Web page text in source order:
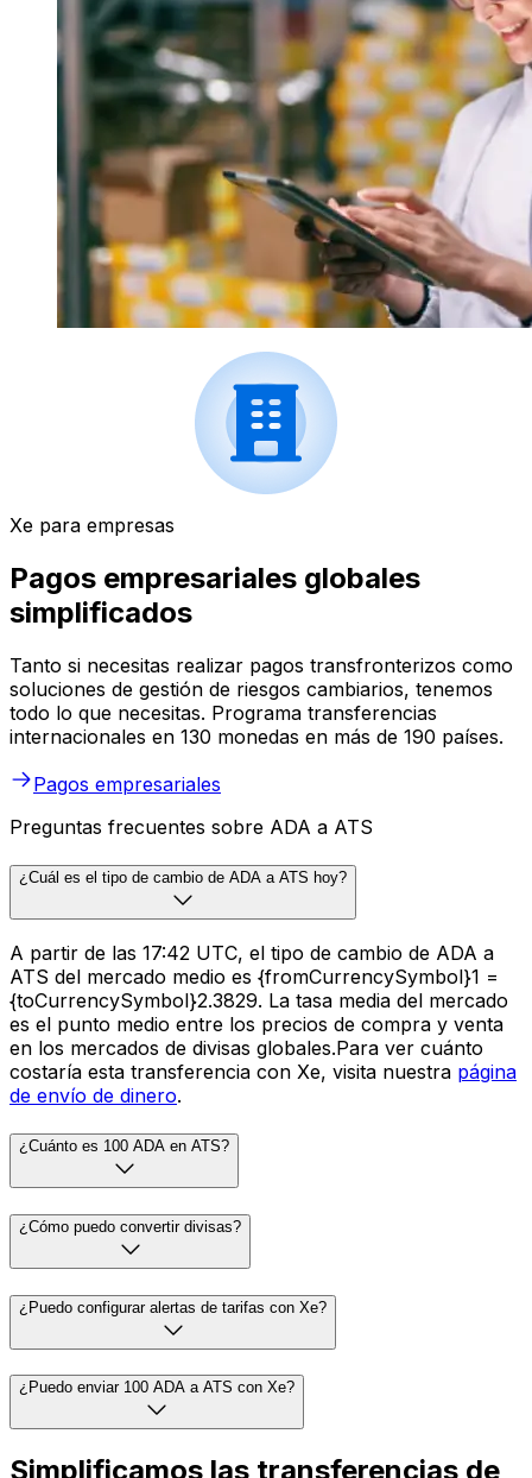
Xe para empresas
Pagos empresariales globales
simplificados
Tanto si necesitas realizar pagos transfronterizos como
soluciones de gestión de riesgos cambiarios, tenemos
todo lo que necesitas. Programa transferencias
internacionales en 130 monedas en más de 190 países.
Pagos empresariales
Preguntas frecuentes sobre ADA a ATS
¿Cuál es el tipo de cambio de ADA a ATS hoy?
A partir de las 17:42 UTC, el tipo de cambio de ADA a
ATS del mercado medio es {fromCurrencySymbol}1 =
{toCurrencySymbol}2.3829. La tasa media del mercado
es el punto medio entre los precios de compra y venta
en los mercados de divisas globales.Para ver cuánto
costaría esta transferencia con Xe, visita nuestra página
de envío de dinero.
¿Cuánto es 100 ADA en ATS?
¿Cómo puedo convertir divisas?
¿Puedo configurar alertas de tarifas con Xe?
¿Puedo enviar 100 ADA a ATS con Xe?
Simplificamos las transferencias de